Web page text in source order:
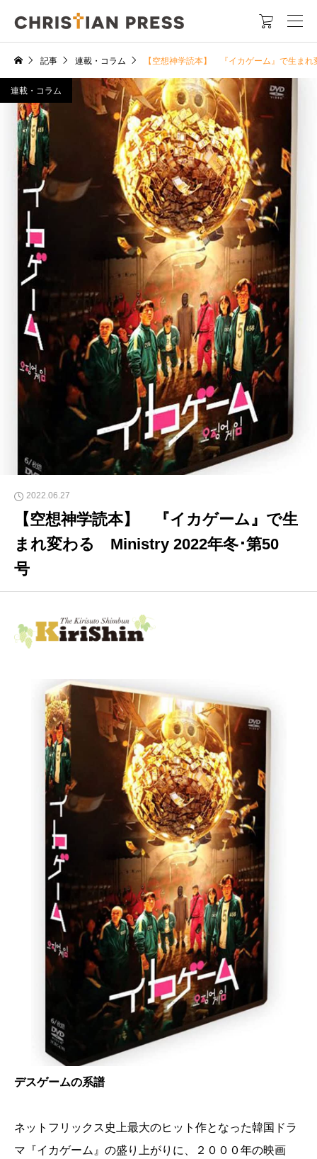

記事 連載・コラム 【空想神学読本】 『イカゲーム』で生
連載・コラム
2022.06.27
【空想神学読本】 『イカゲーム』で生
まれ変わる Ministry 2022年冬･第50
号
デスゲームの系譜
ネットフリックス史上最大のヒット作となった韓国ドラ
マ『イカゲーム』の盛り上がりに、２０００年の映画